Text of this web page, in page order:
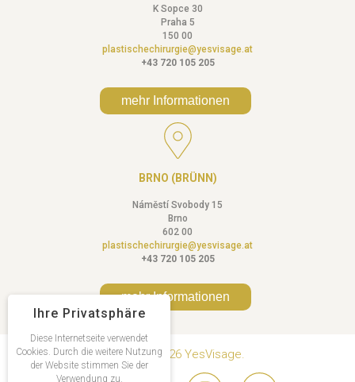
K Sopce 30
Praha 5
150 00
plastischechirurgie@yesvisage.at
+43 720 105 205
mehr Informationen
BRNO (BRÜNN)
Náměstí Svobody 15
Brno
602 00
plastischechirurgie@yesvisage.at
+43 720 105 205
mehr Informationen
Copyright © 2026 YesVisage.
Ihre Privatsphäre
Diese Internetseite verwendet
Cookies. Durch die weitere Nutzung
der Website stimmen Sie der
Verwendung zu.